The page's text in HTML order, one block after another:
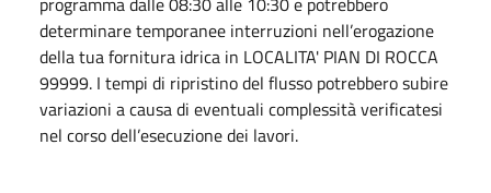
determinare temporanee interruzioni nell’erogazione
della tua fornitura idrica in LOCALITA' PIAN DI ROCCA
99999. I tempi di ripristino del flusso potrebbero subire
variazioni a causa di eventuali complessità verificatesi
nel corso dell’esecuzione dei lavori.